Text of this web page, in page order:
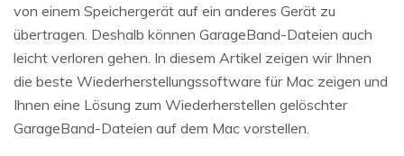
von einem Speichergerät auf ein anderes Gerät zu
übertragen. Deshalb können GarageBand-Dateien auch
leicht verloren gehen. In diesem Artikel zeigen wir Ihnen
die beste Wiederherstellungssoftware für Mac zeigen und
Ihnen eine Lösung zum Wiederherstellen gelöschter
GarageBand-Dateien auf dem Mac vorstellen.